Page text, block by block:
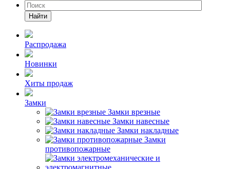
Найти
Распродажа
Новинки
Хиты продаж
Замки
Замки врезные
Замки навесные
Замки накладные
Замки
противопожарные